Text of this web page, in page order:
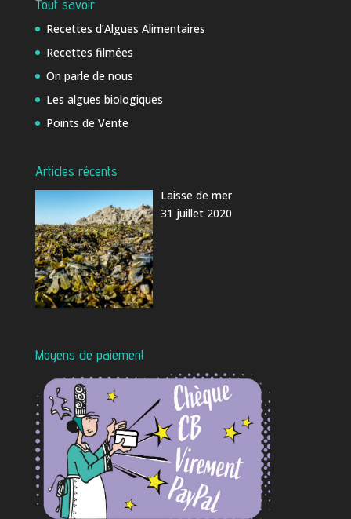
Tout savoir
Recettes d’Algues Alimentaires
Recettes filmées
On parle de nous
Les algues biologiques
Points de Vente
Articles récents
Laisse de mer
31 juillet 2020
Moyens de paiement